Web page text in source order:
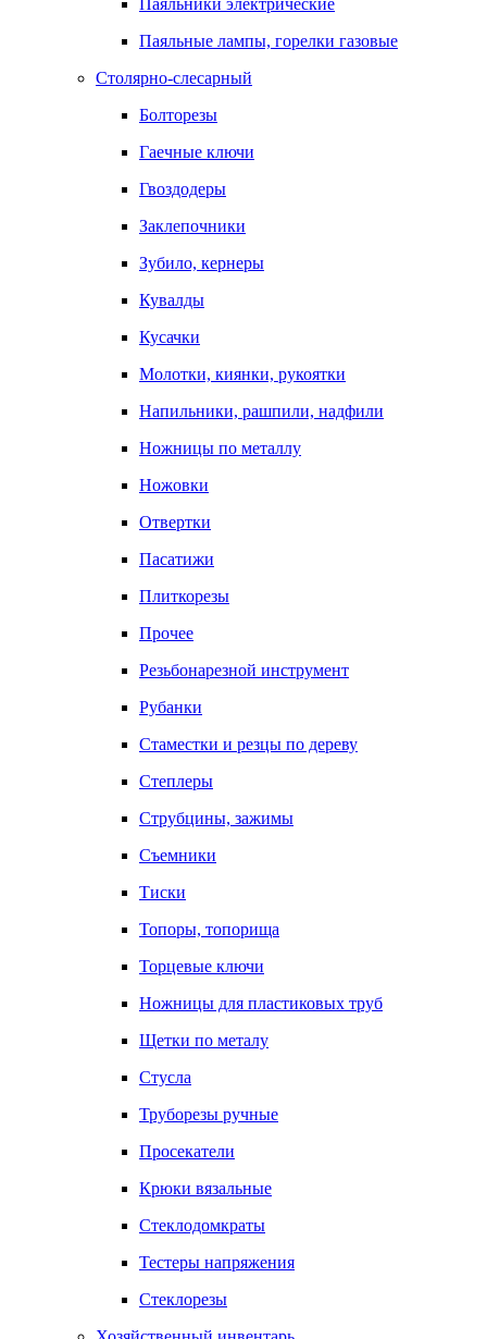
Паяльники электрические
Паяльные лампы, горелки газовые
Столярно-слесарный
Болторезы
Гаечные ключи
Гвоздодеры
Заклепочники
Зубило, кернеры
Кувалды
Кусачки
Молотки, киянки, рукоятки
Напильники, рашпили, надфили
Ножницы по металлу
Ножовки
Отвертки
Пасатижи
Плиткорезы
Прочее
Резьбонарезной инструмент
Рубанки
Стаместки и резцы по дереву
Степлеры
Струбцины, зажимы
Съемники
Тиски
Топоры, топорища
Торцевые ключи
Ножницы для пластиковых труб
Щетки по металу
Стусла
Труборезы ручные
Просекатели
Крюки вязальные
Стеклодомкраты
Тестеры напряжения
Стеклорезы